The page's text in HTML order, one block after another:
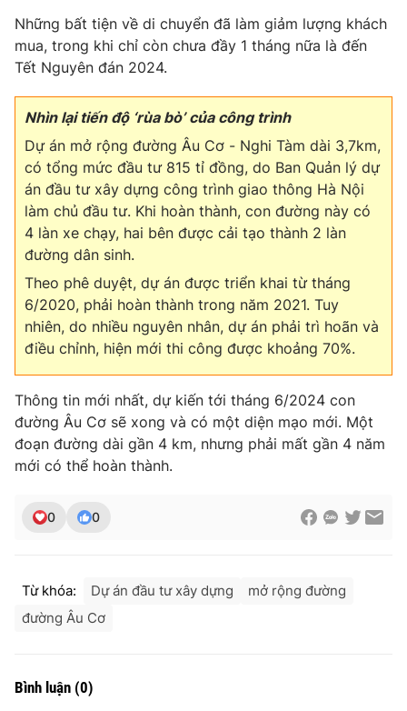
Giải sao mai
Sao
Làm đẹp
Chất lượng cuộc sống
Giáo dục
Tuyển sinh
Học trực tuyến
Công nghệ
Hitech Công nghệ tương lai
Sản phẩm
Thị trường
Tư vấn
Giao lưu trực tuyến
Lịch phát sóng
Chuyên mục khác
Emagazine Podcast
Photo Infographic
VTV Money VTV Thể thao
VTV4 Vươn mình bằng AI
Liên hệ tòa soạn
Những bất tiện về di chuyển đã làm giảm lượng khách
mua, trong khi chỉ còn chưa đầy 1 tháng nữa là đến
Tết Nguyên đán 2024.
Nhìn lại tiến độ ‘rùa bò’ của công trình
Dự án mở rộng đường Âu Cơ - Nghi Tàm dài 3,7km,
có tổng mức đầu tư 815 tỉ đồng, do Ban Quản lý dự
án đầu tư xây dựng công trình giao thông Hà Nội
làm chủ đầu tư. Khi hoàn thành, con đường này có
4 làn xe chạy, hai bên được cải tạo thành 2 làn
đường dân sinh.
Theo phê duyệt, dự án được triển khai từ tháng
6/2020, phải hoàn thành trong năm 2021. Tuy
nhiên, do nhiều nguyên nhân, dự án phải trì hoãn và
điều chỉnh, hiện mới thi công được khoảng 70%.
Thông tin mới nhất, dự kiến tới tháng 6/2024 con
đường Âu Cơ sẽ xong và có một diện mạo mới. Một
đoạn đường dài gần 4 km, nhưng phải mất gần 4 năm
mới có thể hoàn thành.
0 0
Từ khóa: Dự án đầu tư xây dựng
mở rộng đường
đường Âu Cơ
Bình luận (0)